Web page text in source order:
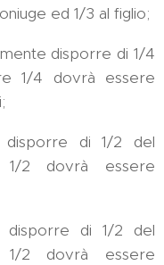
ed 1/3 al figlio;
disporre di 1/4
1/4 dovrà essere
disporre di 1/2 del
1/2 dovrà essere
disporre di 1/2 del
1/2 dovrà essere